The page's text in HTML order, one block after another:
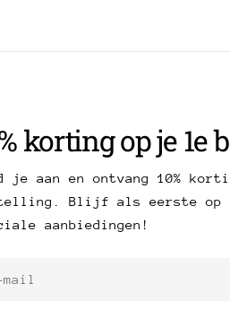
korting op je 1e
je aan en ontvang 10%
Blijf als eerste op
aanbiedingen!